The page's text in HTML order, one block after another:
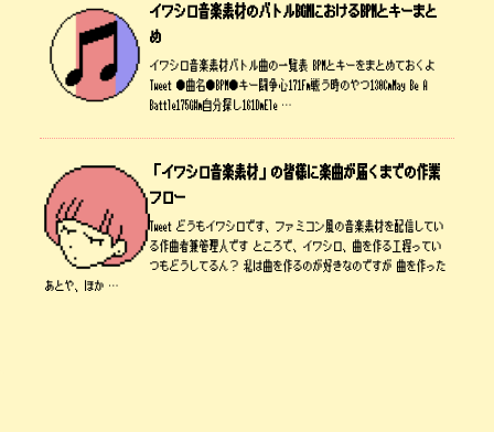
イワシロ音楽素材のバトルBGMにおけるBPMとキーまと
め
イワシロ音楽素材バトル曲の一覧表 BPMとキーをまとめておくよ
Tweet ●曲名●BPM●キー闘争心171Fm戦う時のやつ130CmMay Be A
Battle175G#m自分探し161DmEle …
「イワシロ音楽素材」の皆様に楽曲が届くまでの作業
フロー
Tweet どうもイワシロです、ファミコン風の音楽素材を配信してい
る作曲者兼管理人です ところで、イワシロ、曲を作る工程ってい
つもどうしてるん？ 私は曲を作るのが好きなのですが 曲を作った
あとや、ほか …